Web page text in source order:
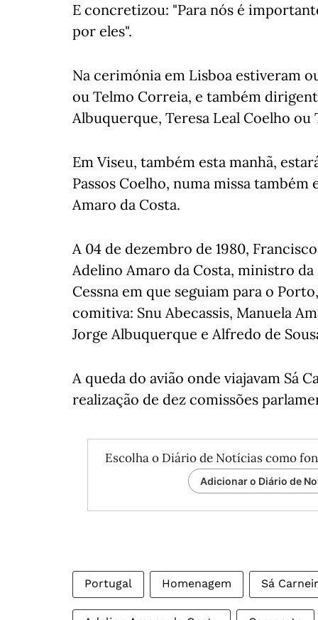
E concretizou: "Para nós é
por eles".
Na cerimónia em Lisboa estiveram
ou Telmo Correia, e também
Albuquerque, Teresa Leal Coelho ou
Em Viseu, também esta manhã,
Passos Coelho, numa missa
Amaro da Costa.
A 04 de dezembro de 1980,
Adelino Amaro da Costa, ministro
Cessna em que seguiam para o
comitiva: Snu Abecassis, Manuela
Jorge Albuquerque e Alfredo de
A queda do avião onde viajavam Sá
realização de dez comissões
Escolha o Diário de Notícias como
Adicionar o Diário de
Portugal Homenagem Sá